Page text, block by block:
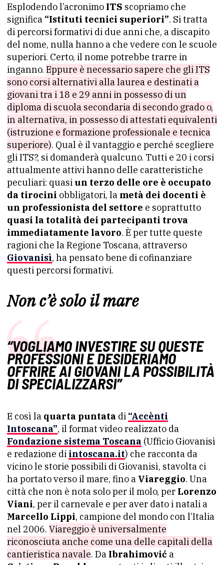
Esplodendo l’acronimo ITS scopriamo che
significa “Istituti tecnici superiori”. Si tratta
di percorsi formativi di due anni che, a discapito
del nome, nulla hanno a che vedere con le scuole
superiori. Certo, il nome potrebbe trarre in
inganno. Eppure è necessario sapere che gli ITS
sono corsi alternativi alla laurea e destinati a
giovani tra i 18 e 29 anni in possesso di un
diploma di scuola secondaria di secondo grado o,
in alternativa, in possesso di attestati equivalenti
(istruzione e formazione professionale e tecnica
superiore). Qual è il vantaggio e perché scegliere
gli ITS?, si domanderà qualcuno. Tutti e 20 i corsi
attualmente attivi hanno delle caratteristiche
peculiari: quasi un terzo delle ore è occupato
da tirocini obbligatori, la metà dei docenti è
un professionista del settore e soprattutto
quasi la totalità dei partecipanti trova
immediatamente lavoro. È per tutte queste
ragioni che la Regione Toscana, attraverso
Giovanisì, ha pensato bene di cofinanziare
questi percorsi formativi.
Non c’è solo il mare
“VOGLIAMO INVESTIRE SU QUESTE
PROFESSIONI E DESIDERIAMO
OFFRIRE AI GIOVANI LA POSSIBILITÀ
DI SPECIALIZZARSI”
E così la quarta puntata di “Accènti
Intoscana”, il format video realizzato da
Fondazione sistema Toscana (Ufficio Giovanisì
e redazione di intoscana.it) che racconta da
vicino le storie possibili di Giovanisì, stavolta ci
ha portato verso il mare, fino a Viareggio. Una
città che non è nota solo per il molo, per Lorenzo
Viani, per il carnevale e per aver dato i natali a
Marcello Lippi, campione del mondo con l’Italia
nel 2006. Viareggio è universalmente
riconosciuta anche come una delle capitali della
cantieristica navale. Da Ibrahimović a